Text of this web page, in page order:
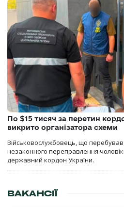
По $15 тисяч за перетин
викрито організатора схеми
Військовослужбовець, що
незаконного переправлення
державний кордон України.
ВАКАНСІЇ